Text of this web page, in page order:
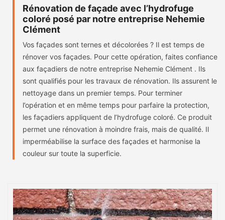
Rénovation de façade avec l’hydrofuge
coloré posé par notre entreprise Nehemie
Clément
Vos façades sont ternes et décolorées ? Il est temps de
rénover vos façades. Pour cette opération, faites confiance
aux façadiers de notre entreprise Nehemie Clément . Ils
sont qualifiés pour les travaux de rénovation. Ils assurent le
nettoyage dans un premier temps. Pour terminer
l’opération et en même temps pour parfaire la protection,
les façadiers appliquent de l’hydrofuge coloré. Ce produit
permet une rénovation à moindre frais, mais de qualité. Il
imperméabilise la surface des façades et harmonise la
couleur sur toute la superficie.